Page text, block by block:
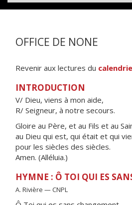
OFFICE DE NONE
Revenir aux lectures du
INTRODUCTION
V/ Dieu, viens à mon aide,
R/ Seigneur, à notre secours.
Gloire au Père, et au Fils et au
au Dieu qui est, qui était et qui
pour les siècles des siècles.
Amen. (Alléluia.)
HYMNE : Ô TOI QUI ES
A. Rivière — CNPL